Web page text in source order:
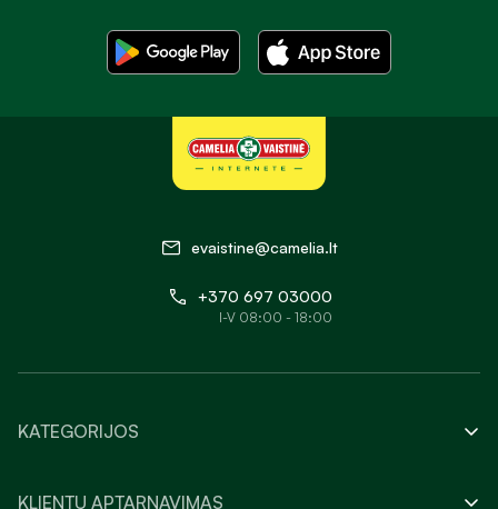
evaistine@camelia.lt
+370 697 03000
I-V 08:00 - 18:00
KATEGORIJOS
KLIENTŲ APTARNAVIMAS